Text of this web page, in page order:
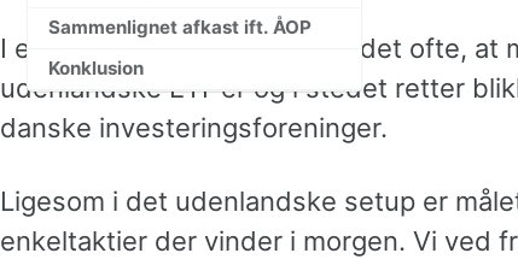
Sammenlignet afkast ift. ÅOP
Konklusion
I en dansk kontekst betyder det ofte, at
udenlandske ETF’er og i stedet retter
danske investeringsforeninger.
Ligesom i det udenlandske setup er
enkeltaktier der vinder i morgen. Vi ved